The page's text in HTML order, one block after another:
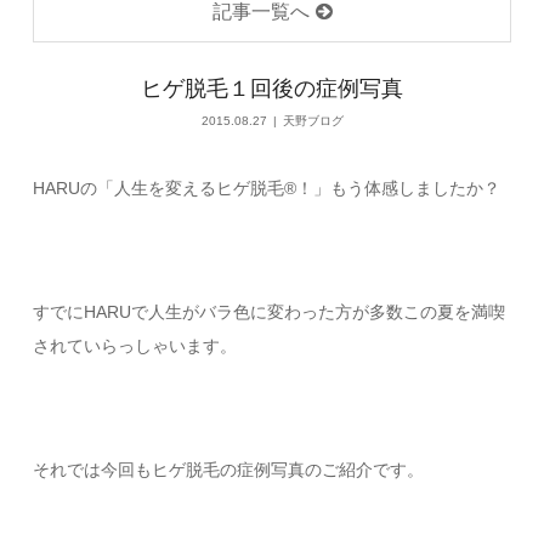
記事一覧へ
ヒゲ脱毛１回後の症例写真
2015.08.27 天野ブログ
HARUの「人生を変えるヒゲ脱毛®！」もう体感しましたか？
すでにHARUで人生がバラ色に変わった方が多数この夏を満喫
されていらっしゃいます。
それでは今回もヒゲ脱毛の症例写真のご紹介です。